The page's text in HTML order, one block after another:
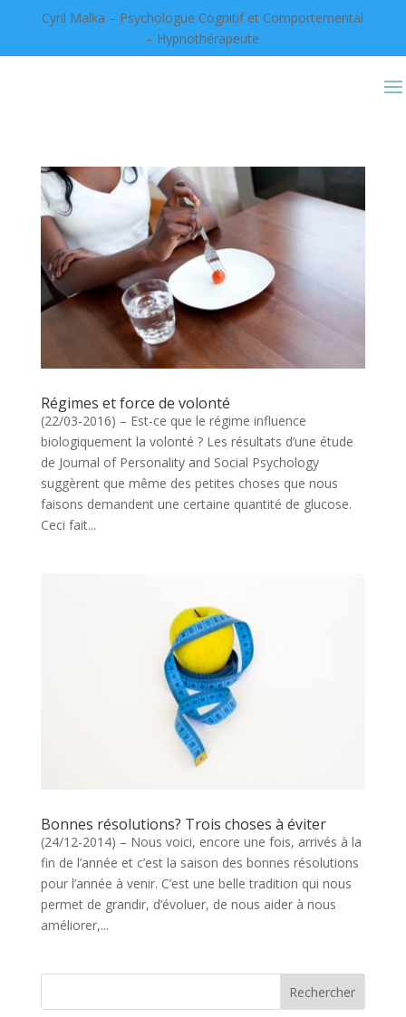
Cyril Malka – Psychologue Cognitif et Comportemental
– Hypnothérapeute
Régimes et force de volonté
(22/03-2016) – Est-ce que le régime influence
biologiquement la volonté ? Les résultats d’une étude
de Journal of Personality and Social Psychology
suggèrent que même des petites choses que nous
faisons demandent une certaine quantité de glucose.
Ceci fait...
Bonnes résolutions? Trois choses à éviter
(24/12-2014) – Nous voici, encore une fois, arrivés à la
fin de l’année et c’est la saison des bonnes résolutions
pour l’année à venir. C’est une belle tradition qui nous
permet de grandir, d’évoluer, de nous aider à nous
améliorer,...
Rechercher